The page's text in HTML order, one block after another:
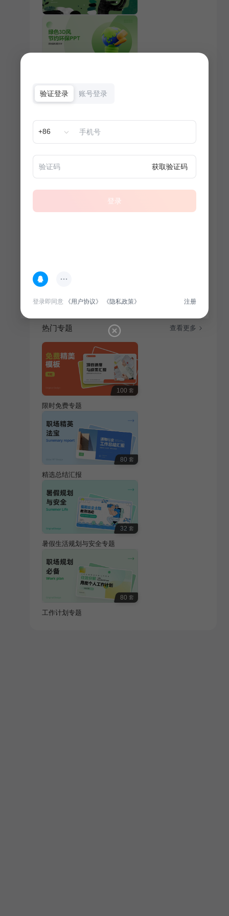
“本活动旨在通过教育培训，向学生普及节约环保知识，
培养绿色生活意识，共同营造美好校园环境。”
热门专题 查看更多
100 套
限时免费专题
80 套
精选总结汇报
32 套
暑假生活规划与安全专题
80 套
工作计划专题
验证登录 账号登录
+86
获取验证码
登录
登录即同意 《用户协议》 《隐私政策》 注册